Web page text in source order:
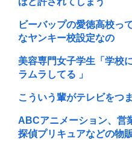
ビーバップの愛徳高校っ
なヤンキー校設定なの
美容専門女子学生「学校
ラムラしてる 」
こういう輩がテレビをつ
ABCアニメーション、営
探偵プリキュアなどの物